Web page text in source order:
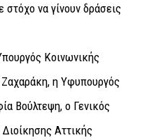
να γίνουν δράσεις
Κοινωνικής
η Υφυπουργός
Βούλτεψη, ο Γενικός
Αττικής